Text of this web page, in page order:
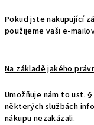
Pokud jste nakupující
použijeme vaši e-
Na základě jakého
Umožňuje nám to ust.
některých službách
nákupu nezakázali.